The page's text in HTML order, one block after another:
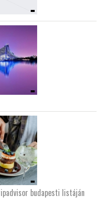
budapesti listáján